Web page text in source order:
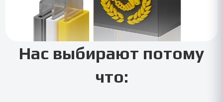
Нас выбирают потому
что: